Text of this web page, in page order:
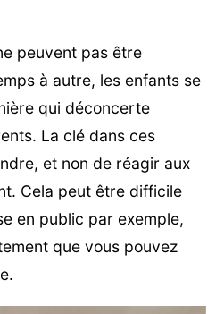
peuvent pas être
à autre, les enfants se
qui déconcerte
La clé dans ces
et non de réagir aux
Cela peut être difficile
en public par exemple,
que vous pouvez